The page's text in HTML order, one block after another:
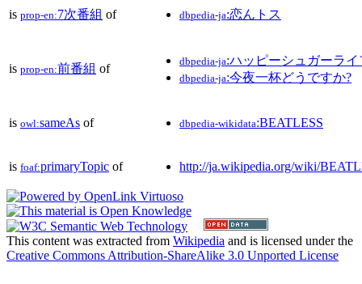
is prop-en:7次番組 of dbpedia-ja:恋んトス
is prop-en:前番組 of
dbpedia-ja:ハッピーシュガーライ
dbpedia-ja:今夜一杯どうですか?
is owl:sameAs of dbpedia-wikidata:BEATLESS
is foaf:primaryTopic of http://ja.wikipedia.org/wiki/
This content was extracted from Wikipedia and is licensed under the
Creative Commons Attribution-ShareAlike 3.0 Unported License